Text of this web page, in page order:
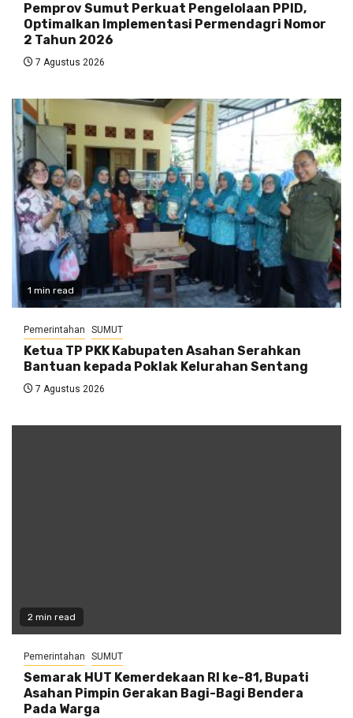
Pemprov Sumut Perkuat Pengelolaan PPID,
Optimalkan Implementasi Permendagri Nomor
2 Tahun 2026
7 Agustus 2026
1 min read
Pemerintahan SUMUT
Ketua TP PKK Kabupaten Asahan Serahkan
Bantuan kepada Poklak Kelurahan Sentang
7 Agustus 2026
2 min read
Pemerintahan SUMUT
Semarak HUT Kemerdekaan RI ke-81, Bupati
Asahan Pimpin Gerakan Bagi-Bagi Bendera
Pada Warga